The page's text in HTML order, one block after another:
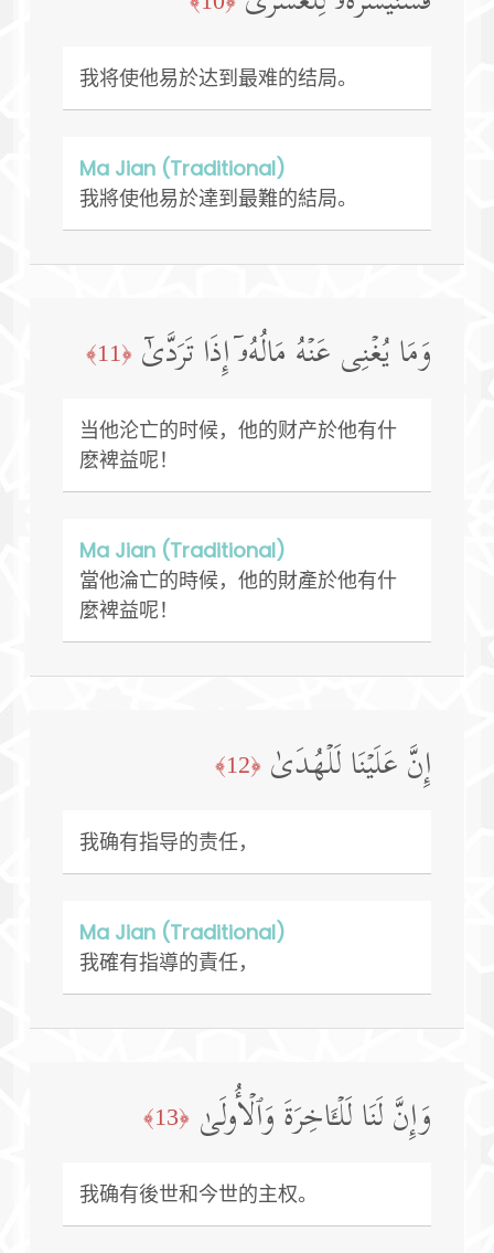
我将使他易於达到最难的结局。
Ma Jian (Traditional)
我將使他易於達到最難的結局。
وَمَا یُغۡنِی عَنۡهُ مَالُهُۥۤ إِذَا تَرَدَّىٰۤ ﴿11﴾
当他沦亡的时候，他的财产於他有什
麽裨益呢！
Ma Jian (Traditional)
當他淪亡的時候，他的財產於他有什
麼裨益呢！
إِنَّ عَلَیۡنَا لَلۡهُدَىٰ ﴿12﴾
我确有指导的责任，
Ma Jian (Traditional)
我確有指導的責任，
وَإِنَّ لَنَا لَلۡـَٔاخِرَةَ وَٱلۡأُولَىٰ ﴿13﴾
我确有後世和今世的主权。